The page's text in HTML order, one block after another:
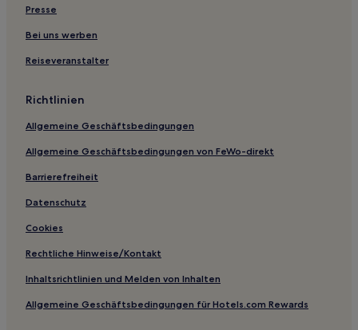
Presse
Bei uns werben
Reiseveranstalter
Richtlinien
Allgemeine Geschäftsbedingungen
Allgemeine Geschäftsbedingungen von FeWo-direkt
Barrierefreiheit
Datenschutz
Cookies
Rechtliche Hinweise/Kontakt
Inhaltsrichtlinien und Melden von Inhalten
Allgemeine Geschäftsbedingungen für Hotels.com Rewards